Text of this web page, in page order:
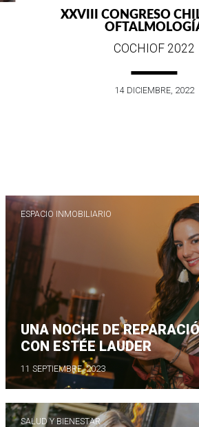
XXVIII CONGRESO
COCHIOF 2022
14 DICIEMBRE, 2022
ESPACIO INMOBILIARIO
UNA NOCHE DE
CON ESTÉE LAUDER
11 SEPTIEMBRE, 2023
SALUD Y BIENESTAR